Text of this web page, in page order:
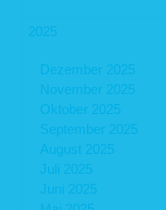
2025
Dezember 2025
November 2025
Oktober 2025
September 2025
August 2025
Juli 2025
Juni 2025